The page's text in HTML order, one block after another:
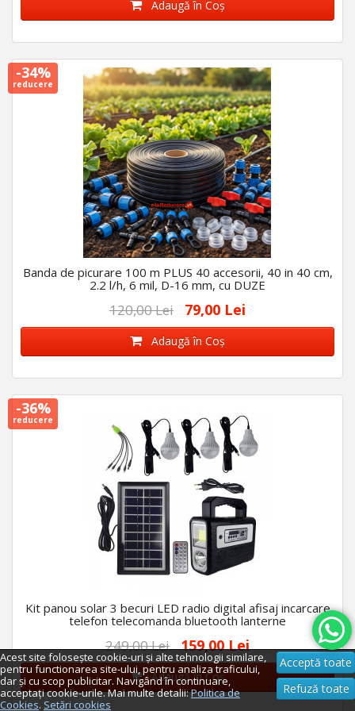
Adaugă în Coş
-34%
reducere
Banda de picurare 100 m PLUS 40 accesorii, 40 in 40 cm,
2.2 l/h, 6 mil, D-16 mm, cu DUZE
120,00 Lei 79,00 Lei
Adaugă în Coş
-36%
reducere
Kit panou solar 3 becuri LED radio digital afisaj incarcare
telefon telecomanda bluetooth lanterne
249,00 Lei 159,00 Lei
Adaugă în Coş
Acest site folosește cookie-uri și alte tehnologii similare,
pentru functionarea site-ului, pentru analiza traficului,
dar și cu scop publicitar. Navigând în continuare,
acceptați cookie-urile. Mai multe detalii:Politica de
Cookies. Setări cookies
Acceptă toate
Refuză toate